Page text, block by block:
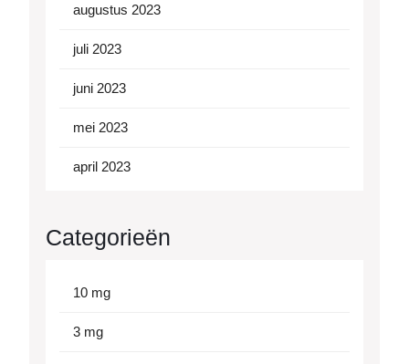
augustus 2023
juli 2023
juni 2023
mei 2023
april 2023
Categorieën
10 mg
3 mg